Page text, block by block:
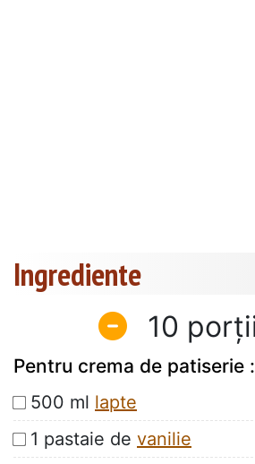
Ingrediente
10
Pentru crema de patiserie :
500 ml lapte
1 pastaie de vanilie